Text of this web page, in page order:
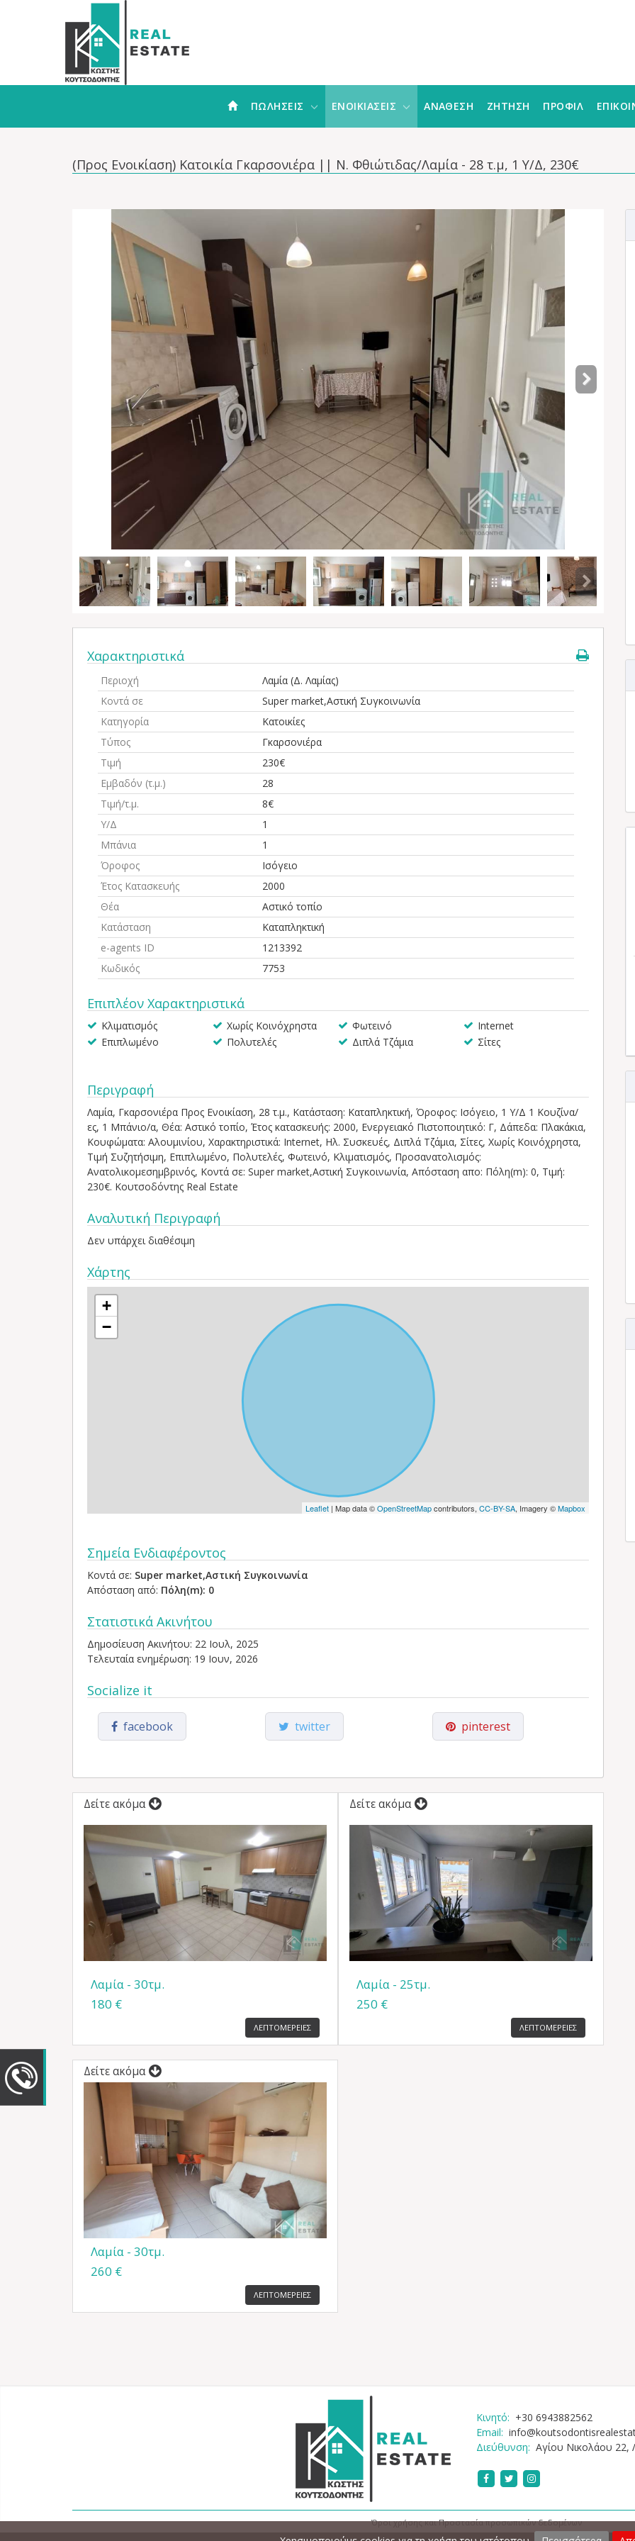
ΠΩΛΗΣΕΙΣ ΕΝΟΙΚΙΑΣΕΙΣ ΑΝΑΘΕΣΗ ΖΗΤΗΣΗ ΠΡΟΦΙΛ
(Προς Ενοικίαση) Κατοικία Γκαρσονιέρα || Ν. Φθιώτιδας/Λαμία - 28 τ.μ, 1 Υ/Δ, 230€
Χαρακτηριστικά
Περιοχή
Λαμία (Δ. Λαμίας)
Κοντά σε
Super market,Αστική Συγκοινωνία
Κατηγορία
Κατοικίες
Τύπος
Γκαρσονιέρα
Τιμή
230€
Εμβαδόν (τ.μ.)
28
Τιμή/τ.μ.
8€
Υ/Δ
1
Μπάνια
1
Όροφος
Ισόγειο
Έτος Κατασκευής
2000
Θέα
Αστικό τοπίο
Κατάσταση
Καταπληκτική
e-agents ID
1213392
Κωδικός
7753
Επιπλέον Χαρακτηριστικά
Κλιματισμός Χωρίς Κοινόχρηστα Φωτεινό
Internet
Επιπλωμένο
Πολυτελές Διπλά Τζάμια Σίτες
Περιγραφή
Λαμία, Γκαρσονιέρα Προς Ενοικίαση, 28 τ.μ., Κατάσταση: Καταπληκτική, Όροφος: Ισόγειο, 1 Υ/Δ 1 Κουζίνα/
ες, 1 Μπάνιο/α, Θέα: Αστικό τοπίο, Έτος κατασκευής: 2000, Ενεργειακό Πιστοποιητικό: Γ, Δάπεδα: Πλακάκια,
Kουφώματα: Αλουμινίου, Χαρακτηριστικά: Internet, Ηλ. Συσκευές, Διπλά Τζάμια, Σίτες, Χωρίς Κοινόχρηστα,
Τιμή Συζητήσιμη, Επιπλωμένο, Πολυτελές, Φωτεινό, Κλιματισμός, Προσανατολισμός:
Ανατολικομεσημβρινός, Κοντά σε: Super market,Αστική Συγκοινωνία, Απόσταση απο: Πόλη(m): 0, Τιμή:
230€. Κουτσοδόντης Real Estate
Αναλυτική Περιγραφή
Δεν υπάρχει διαθέσιμη
Χάρτης
+
−
Leaflet | Map data ©OpenStreetMapcontributors, CC-BY-SA, Imagery ©Mapbox
Σημεία Ενδιαφέροντος
Κοντά σε: Super market,Αστική Συγκοινωνία
Απόσταση από: Πόλη(m): 0
Στατιστικά Ακινήτου
Δημοσίευση Ακινήτου: 22 Ιουλ, 2025
Τελευταία ενημέρωση: 19 Ιουν, 2026
Socialize it
facebook twitter pinterest
Δείτε ακόμα
Λαμία - 30τμ.
180 €
ΛΕΠΤΟΜΕΡΕΙΕΣ
Δείτε ακόμα
Λαμία - 25τμ.
250 €
ΛΕΠΤΟΜΕΡΕΙΕΣ
Δείτε ακόμα
Λαμία - 30τμ.
260 €
ΛΕΠΤΟΜΕΡΕΙΕΣ
Κινητό: +30 6943882562
Email:
Διεύθυνση: Αγίου Νικολάου 22,
Όροι χρήσης και Προστασία προσωπικών δεδομένων